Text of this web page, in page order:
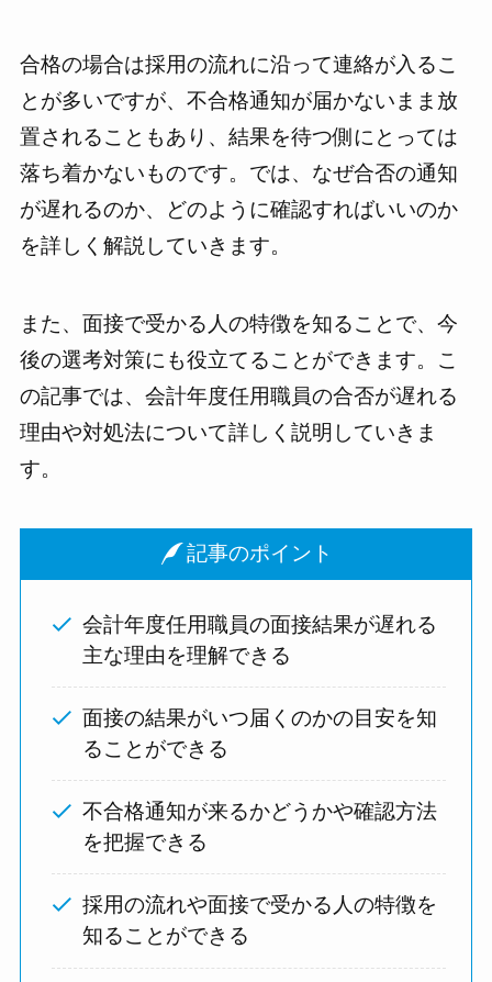
合格の場合は採用の流れに沿って連絡が入るこ
とが多いですが、不合格通知が届かないまま放
置されることもあり、結果を待つ側にとっては
落ち着かないものです。では、なぜ合否の通知
が遅れるのか、どのように確認すればいいのか
を詳しく解説していきます。
また、面接で受かる人の特徴を知ることで、今
後の選考対策にも役立てることができます。こ
の記事では、会計年度任用職員の合否が遅れる
理由や対処法について詳しく説明していきま
す。
記事のポイント
会計年度任用職員の面接結果が遅れる
主な理由を理解できる
面接の結果がいつ届くのかの目安を知
ることができる
不合格通知が来るかどうかや確認方法
を把握できる
採用の流れや面接で受かる人の特徴を
知ることができる